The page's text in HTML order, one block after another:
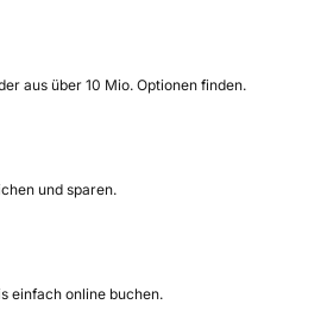
aus über 10 Mio. Optionen finden.
und sparen.
einfach online buchen.